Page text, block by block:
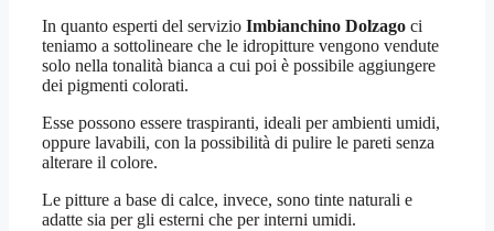
In quanto esperti del servizio Imbianchino Dolzago ci
teniamo a sottolineare che le idropitture vengono vendute
solo nella tonalità bianca a cui poi è possibile aggiungere
dei pigmenti colorati.
Esse possono essere traspiranti, ideali per ambienti umidi,
oppure lavabili, con la possibilità di pulire le pareti senza
alterare il colore.
Le pitture a base di calce, invece, sono tinte naturali e
adatte sia per gli esterni che per interni umidi.